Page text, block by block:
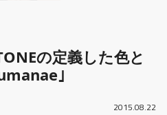
の定義した色と
｣
2015.08.22